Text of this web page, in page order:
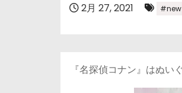
2月 27, 2021 #new
『名探偵コナン』はぬい